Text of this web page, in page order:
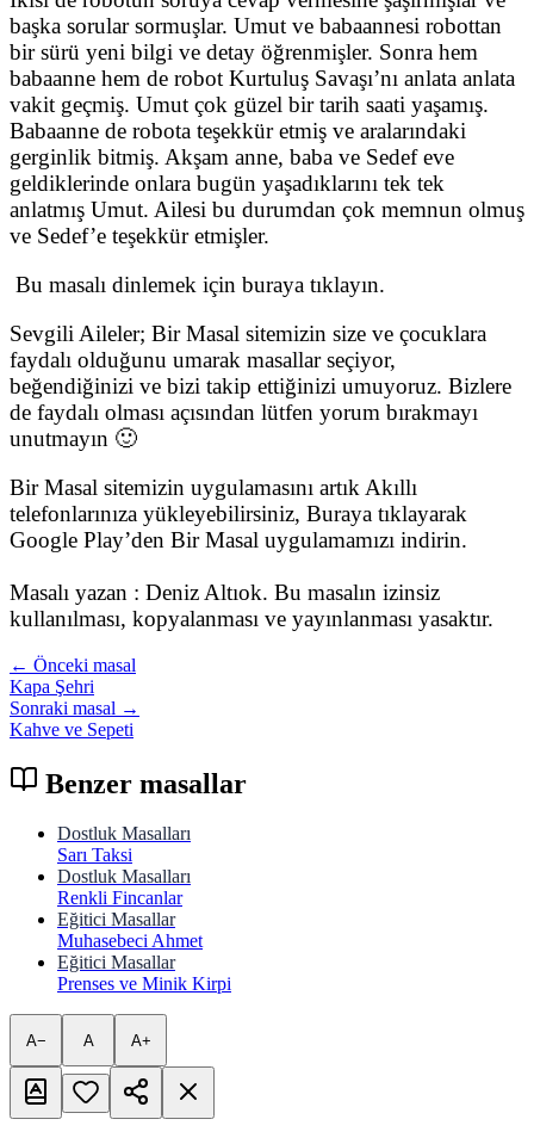
başka sorular sormuşlar. Umut ve babaannesi robottan
bir sürü yeni bilgi ve detay öğrenmişler. Sonra hem
babaanne hem de robot Kurtuluş Savaşı’nı anlata anlata
vakit geçmiş. Umut çok güzel bir tarih saati yaşamış.
Babaanne de robota teşekkür etmiş ve aralarındaki
gerginlik bitmiş. Akşam anne, baba ve Sedef eve
geldiklerinde onlara bugün yaşadıklarını tek tek
anlatmış Umut. Ailesi bu durumdan çok memnun olmuş
ve Sedef’e teşekkür etmişler.
Bu masalı dinlemek için buraya tıklayın.
Sevgili Aileler; Bir Masal sitemizin size ve çocuklara
faydalı olduğunu umarak masallar seçiyor,
beğendiğinizi ve bizi takip ettiğinizi umuyoruz. Bizlere
de faydalı olması açısından lütfen yorum bırakmayı
unutmayın 🙂
Bir Masal sitemizin uygulamasını artık Akıllı
telefonlarınıza yükleyebilirsiniz, Buraya tıklayarak
Google Play’den Bir Masal uygulamamızı indirin.
Masalı yazan : Deniz Altıok. Bu masalın izinsiz
kullanılması, kopyalanması ve yayınlanması yasaktır.
← Önceki masal
Kapa Şehri
Sonraki masal →
Kahve ve Sepeti
Benzer masallar
Dostluk Masalları
Sarı Taksi
Dostluk Masalları
Renkli Fincanlar
Eğitici Masallar
Muhasebeci Ahmet
Eğitici Masallar
Prenses ve Minik Kirpi
A− A A+